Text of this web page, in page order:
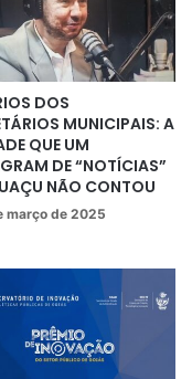
DOS
MUNICIPAIS: A
QUE UM
DE “NOTÍCIAS”
NÃO CONTOU
março de 2025